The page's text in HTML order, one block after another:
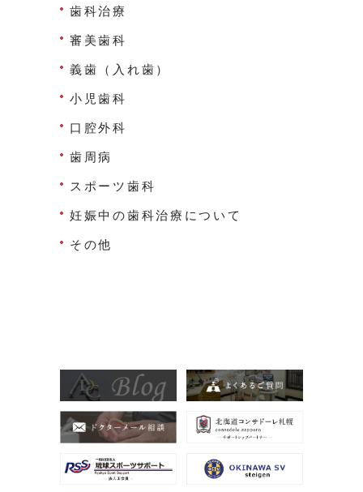
歯科治療
審美歯科
義歯（入れ歯）
小児歯科
口腔外科
歯周病
スポーツ歯科
妊娠中の歯科治療について
その他